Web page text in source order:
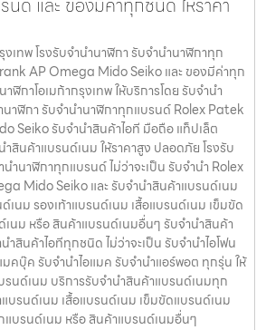
งเทพ โรงรับจำนำนาฬิกา รับจำนำนาฬิกาทุก
AP Omega Mido Seiko และ ของมีค่าทุก
ฬิกาโอเมก้ากรุงเทพ ให้บริการโดย รับจํานํา
นาฬิกา รับจำนำนาฬิกาทุกแบรนด์ Rolex Patek
Seiko รับจำนำสินค้าไอที มือถือ แท็ปเล็ต
สินค้าแบรนด์เนม ให้ราคาสูง ปลอดภัย โรงรับ
ำนาฬิกาทุกแบรนด์ ไม่ว่าจะเป็น รับจำนำ Rolex
Mido Seiko และ รับจำนำสินค้าแบรนด์เนม
ด์เนม รองเท้าแบรนด์เนม เสื้อแบรนด์เนม เข็มขัด
นม หรือ สินค้าแบรนด์เนมอื่นๆ รับจำนำสินค้า
สินค้าไอทีทุกชนิด ไม่ว่าจะเป็น รับจำนำไอโฟน
มคบุ๊ค รับจำนำไอแมค รับจำนำแอร์พอต ทุกรุ่น ให้
รนด์เนม บริการรับจำนำสินค้าแบรนด์เนมทุก
แบรนด์เนม เสื้อแบรนด์เนม เข็มขัดแบรนด์เนม
แบรนด์เนม หรือ สินค้าแบรนด์เนมอื่นๆ